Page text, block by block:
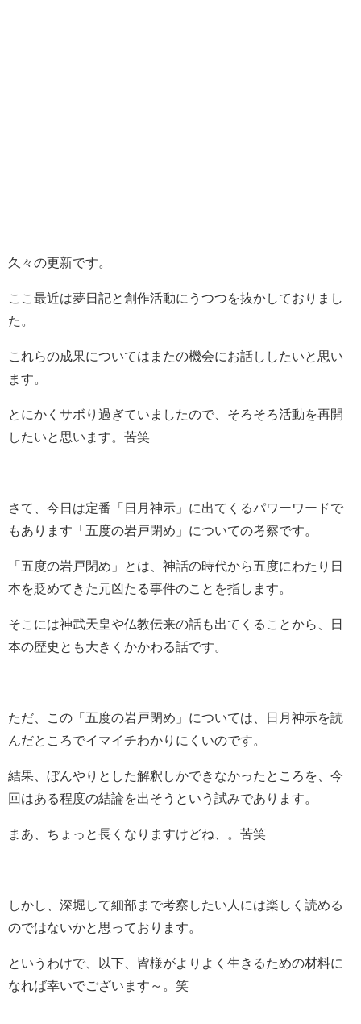
久々の更新です。
ここ最近は夢日記と創作活動にうつつを抜かしておりまし
た。
これらの成果についてはまたの機会にお話ししたいと思い
ます。
とにかくサボり過ぎていましたので、そろそろ活動を再開
したいと思います。苦笑
さて、今日は定番「日月神示」に出てくるパワーワードで
もあります「五度の岩戸閉め」についての考察です。
「五度の岩戸閉め」とは、神話の時代から五度にわたり日
本を貶めてきた元凶たる事件のことを指します。
そこには神武天皇や仏教伝来の話も出てくることから、日
本の歴史とも大きくかかわる話です。
ただ、この「五度の岩戸閉め」については、日月神示を読
んだところでイマイチわかりにくいのです。
結果、ぼんやりとした解釈しかできなかったところを、今
回はある程度の結論を出そうという試みであります。
まあ、ちょっと長くなりますけどね、。苦笑
しかし、深堀して細部まで考察したい人には楽しく読める
のではないかと思っております。
というわけで、以下、皆様がよりよく生きるための材料に
なれば幸いでございます～。笑